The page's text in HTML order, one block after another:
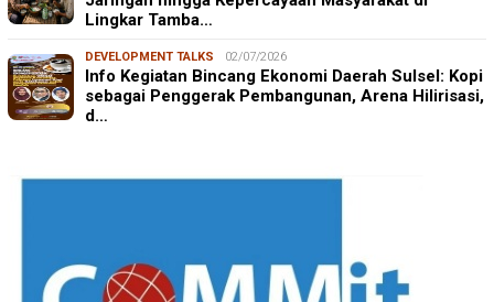
Lingkar Tamba…
DEVELOPMENT TALKS 02/07/2026
Info Kegiatan Bincang Ekonomi Daerah Sulsel: Kopi
sebagai Penggerak Pembangunan, Arena Hilirisasi,
d…